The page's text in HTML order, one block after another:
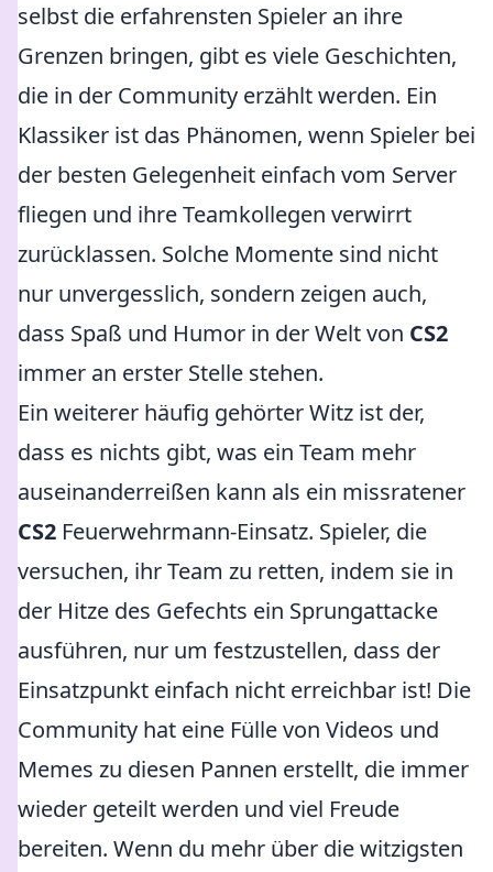
selbst die erfahrensten Spieler an ihre
Grenzen bringen, gibt es viele Geschichten,
die in der Community erzählt werden. Ein
Klassiker ist das Phänomen, wenn Spieler bei
der besten Gelegenheit einfach vom Server
fliegen und ihre Teamkollegen verwirrt
zurücklassen. Solche Momente sind nicht
nur unvergesslich, sondern zeigen auch,
dass Spaß und Humor in der Welt von CS2
immer an erster Stelle stehen.
Ein weiterer häufig gehörter Witz ist der,
dass es nichts gibt, was ein Team mehr
auseinanderreißen kann als ein missratener
CS2 Feuerwehrmann-Einsatz. Spieler, die
versuchen, ihr Team zu retten, indem sie in
der Hitze des Gefechts ein Sprungattacke
ausführen, nur um festzustellen, dass der
Einsatzpunkt einfach nicht erreichbar ist! Die
Community hat eine Fülle von Videos und
Memes zu diesen Pannen erstellt, die immer
wieder geteilt werden und viel Freude
bereiten. Wenn du mehr über die witzigsten